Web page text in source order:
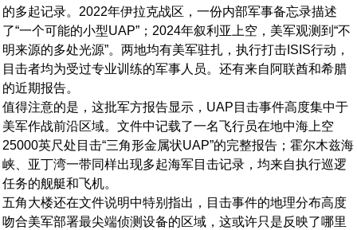
的多起记录。2022年伊拉克战区，一份内部军事备忘录描述
了“一个可能的小型UAP”；2024年叙利亚上空，美军观测到“不
明来源的多处光源”。两地均有美军驻扎，执行打击ISIS行动，
目击者均为受过专业训练的军事人员。还有来自阿联酋和希腊
的近期报告。
值得注意的是，这批军方报告显示，UAP目击事件高度集中于
美军作战前沿区域。文件中记载了一名飞行员在地中海上空
25000英尺处目击“三角形金属状UAP”的完整报告；霍尔木兹海
峡、亚丁湾一带同样出现多起海军目击记录，均来自执行巡逻
任务的舰艇和飞机。
五角大楼还在文件说明中特别指出，目击事件的地理分布高度
吻合美军部署最尖端侦测设备的区域，这或许只是反映了哪里